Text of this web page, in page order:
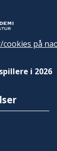
på
i 2026